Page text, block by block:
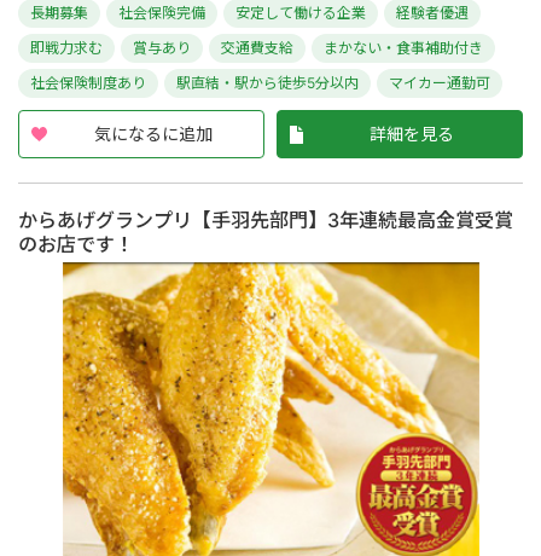
長期募集 社会保険完備 安定して働ける企業
経験者優遇
即戦力求む
賞与あり 交通費支給
まかない・食事補助付き
社会保険制度あり
駅直結・駅から徒歩5分以内 マイカー通勤可
気になるに追加 詳細を見る
からあげグランプリ【手羽先部門】3年連続最高金賞受賞
のお店です！